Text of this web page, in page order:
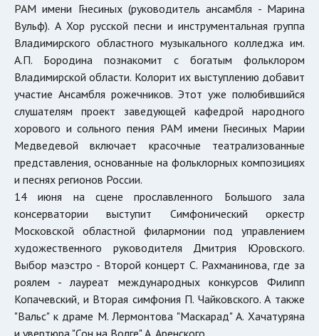
РАМ имени Гнесиных (руководитель ансамбля - Марина
Вульф). А Хор русской песни и инструментальная группа
Владимирского областного музыкального колледжа им.
А.П. Бородина познакомит с богатым фольклором
Владимирской области. Колорит их выступлению добавит
участие Ансамбля рожечников. Этот уже полюбившийся
слушателям проект заведующей кафедрой народного
хорового и сольного пения РАМ имени Гнесиных Марии
Медведевой включает красочные театрализованные
представления, основанные на фольклорных композициях
и песнях регионов России.
14 июня на сцене прославленного Большого зала
консерватории выступит Симфонический оркестр
Московской областной филармонии под управлением
художественного руководителя Дмитрия Юровского.
Выбор маэстро - Второй концерт С. Рахманинова, где за
роялем - лауреат международных конкурсов Филипп
Копачевский, и Вторая симфония П. Чайковского. А также
"Вальс" к драме М. Лермонтова "Маскарад" А. Хачатуряна
и увертюра "Сон на Волге" А. Аренского.